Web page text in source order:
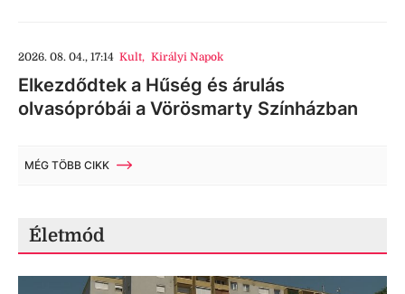
2026. 08. 04., 17:14 Kult, Királyi Napok
Elkezdődtek a Hűség és árulás
olvasópróbái a Vörösmarty Színházban
MÉG TÖBB CIKK
Életmód